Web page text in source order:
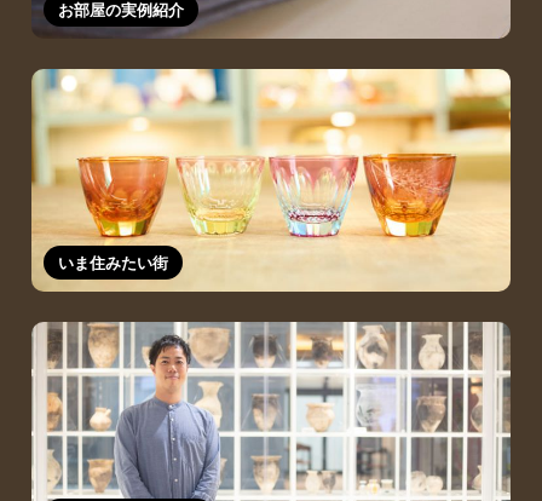
お部屋の実例紹介
いま住みたい街